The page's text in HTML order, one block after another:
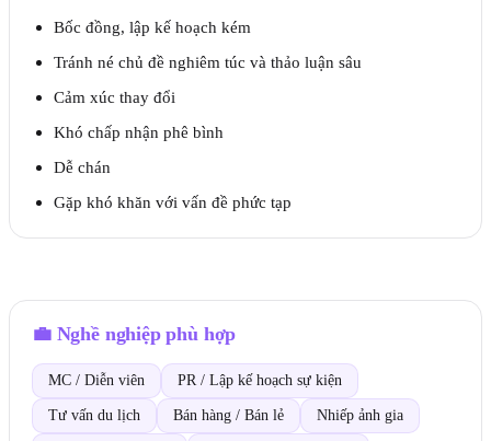
Bốc đồng, lập kế hoạch kém
Tránh né chủ đề nghiêm túc và thảo luận sâu
Cảm xúc thay đổi
Khó chấp nhận phê bình
Dễ chán
Gặp khó khăn với vấn đề phức tạp
💼 Nghề nghiệp phù hợp
MC / Diễn viên PR / Lập kế hoạch sự kiện
Tư vấn du lịch Bán hàng / Bán lẻ Nhiếp ảnh gia